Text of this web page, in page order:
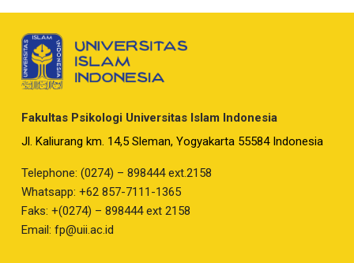
Fakultas Psikologi Universitas Islam Indonesia
Jl. Kaliurang km. 14,5 Sleman, Yogyakarta 55584 Indonesia
Telephone: (0274) – 898444 ext.2158
Whatsapp: +62 857-7111-1365
Faks: +(0274) – 898444 ext 2158
Email: fp@uii.ac.id